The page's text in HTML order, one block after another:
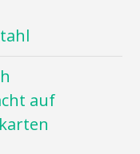
auf